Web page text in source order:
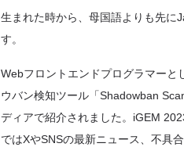
生まれた時から、母国語よりも先に
す。
Webフロントエンドプログラマーと
ウバン検知ツール「Shadowban
ディアで紹介されました。iGEM
ではXやSNSの最新ニュース、不具